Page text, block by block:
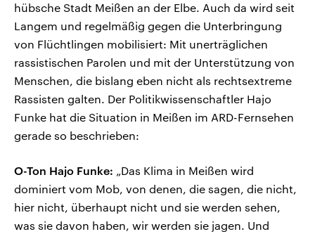
hübsche Stadt Meißen an der Elbe. Auch da wird seit
Langem und regelmäßig gegen die Unterbringung
von Flüchtlingen mobilisiert: Mit unerträglichen
rassistischen Parolen und mit der Unterstützung von
Menschen, die bislang eben nicht als rechtsextreme
Rassisten galten. Der Politikwissenschaftler Hajo
Funke hat die Situation in Meißen im ARD-Fernsehen
gerade so beschrieben:
O-Ton Hajo Funke: „Das Klima in Meißen wird
dominiert vom Mob, von denen, die sagen, die nicht,
hier nicht, überhaupt nicht und sie werden sehen,
was sie davon haben, wir werden sie jagen. Und